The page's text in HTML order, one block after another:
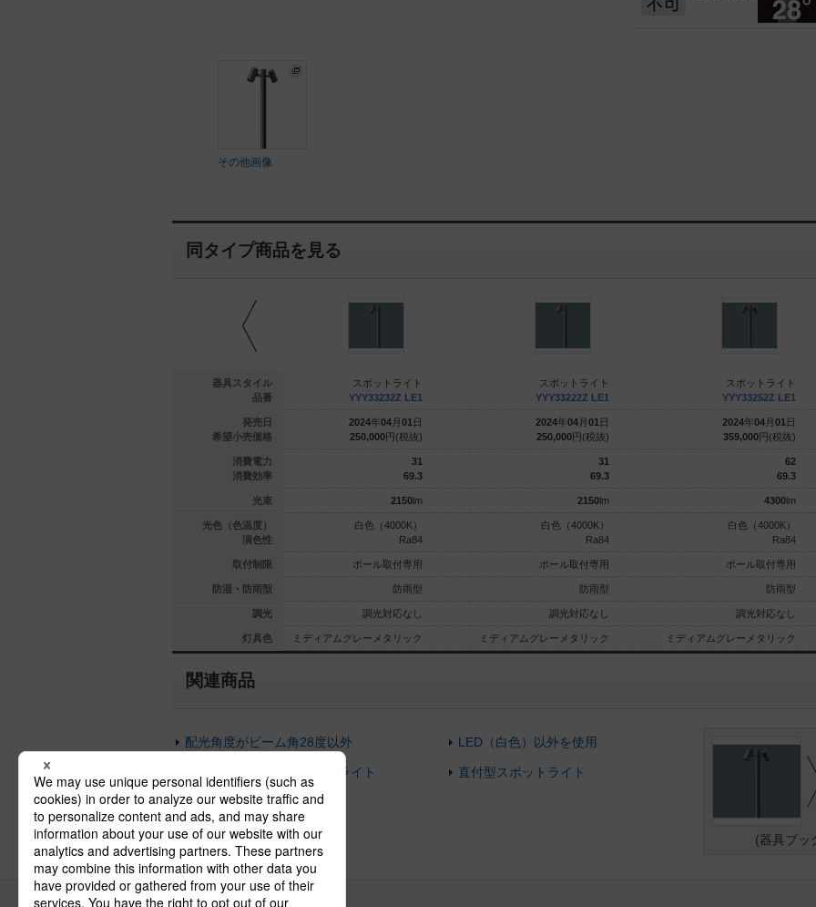
その他画像
同タイプ商品を見る
器具スタイル
品番
発売日
希望小売価格
消費電力
消費効率
光束
光色（色温度）
演色性
取付制限
防湿・防雨型
調光
灯具色
スポットライト
円(税抜)
51.3
64.9
電球色（3000K）
ポール取付専用
防雨型
スポットライト
YYY33232Z LE1
2024年04月 01 日
250,000円(税抜)
31
69.3
2150lm
白色（4000K）
Ra84
ポール取付専用
防雨型
調光対応なし
ミディアムグレーメタリック
スポットライト
YYY33222Z LE1
2024年04月 01 日
250,000円(税抜)
31
69.3
2150lm
白色（4000K）
Ra84
ポール取付専用
防雨型
調光対応なし
ミディアムグレーメタリック
スポットライト
YYY33252Z LE1
2024年04月 01 日
359,000円(税抜)
62
69.3
4300lm
白色（4000K）
Ra84
ポール取付専用
防雨型
調光対応なし
ミディアムグレーメタリック
関連商品
配光角度がビーム角28度以外 LED（白色）以外を使用
本体の仕上が違うスポットライト 直付型スポットライト
(器具ブッ